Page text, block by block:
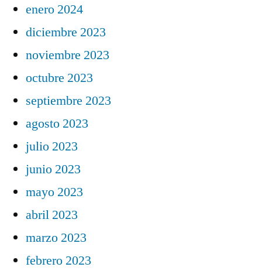
enero 2024
diciembre 2023
noviembre 2023
octubre 2023
septiembre 2023
agosto 2023
julio 2023
junio 2023
mayo 2023
abril 2023
marzo 2023
febrero 2023